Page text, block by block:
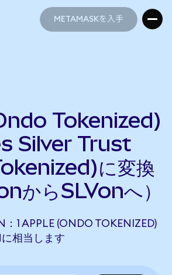
METAMASKを入手
Tokenized)
Silver Trust
に変換
からSLVonへ）
1 APPLE (ONDO TOKENIZED)
相当します